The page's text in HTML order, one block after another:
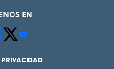
EN
PRIVACIDAD